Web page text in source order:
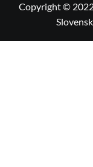
Copyright ©